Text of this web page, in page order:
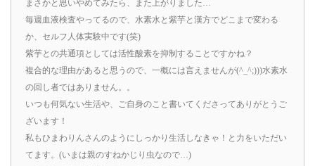
まさかと思いやめてみたら、また上がりました…
毎週血液検査やってるので、水素水と紫芋と漢方でどこまで変わる
か、セルフ人体実験中です(笑)
紫芋との共通項としては活性酸素を抑制することですかね？
複合的な理由があると思うので、一概には言えませんが(^_^;)))水素水
の回し者ではありません。。
いつも何気ない生活や、ご自身のこと書いてくださってありがとうご
ざいます！
私もひまわりんさんのようにしっかり生活しなきゃ！と力をいただい
てます。(いまは親のすねかじり虫なので…)